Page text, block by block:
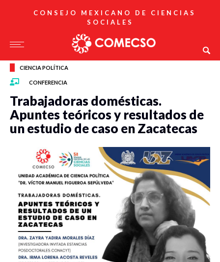
CONSEJO MEXICANO DE CIENCIAS
SOCIALES
CIENCIA POLÍTICA
CONFERENCIA
Trabajadoras domésticas.
Apuntes teóricos y resultados de
un estudio de caso en Zacatecas